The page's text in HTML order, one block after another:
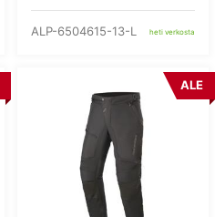
ALP-6504615-13-L heti verkosta
ALE